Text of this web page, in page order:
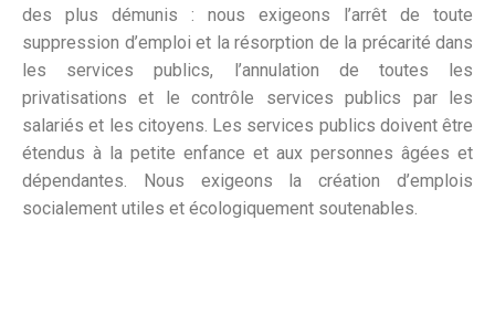
des plus démunis : nous exigeons l’arrêt de toute
suppression d’emploi et la résorption de la précarité dans
les services publics, l’annulation de toutes les
privatisations et le contrôle services publics par les
salariés et les citoyens. Les services publics doivent être
étendus à la petite enfance et aux personnes âgées et
dépendantes. Nous exigeons la création d’emplois
socialement utiles et écologiquement soutenables.